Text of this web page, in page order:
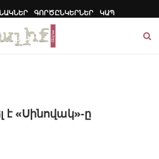
ԳՈՐԾԸՆԿԵՐՆԵՐ ԿԱՊ
«Սինովակ»-ը